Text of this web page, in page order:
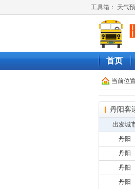
工具箱： 天气
首页
当前位
丹阳客
出发城
丹阳
丹阳
丹阳
丹阳